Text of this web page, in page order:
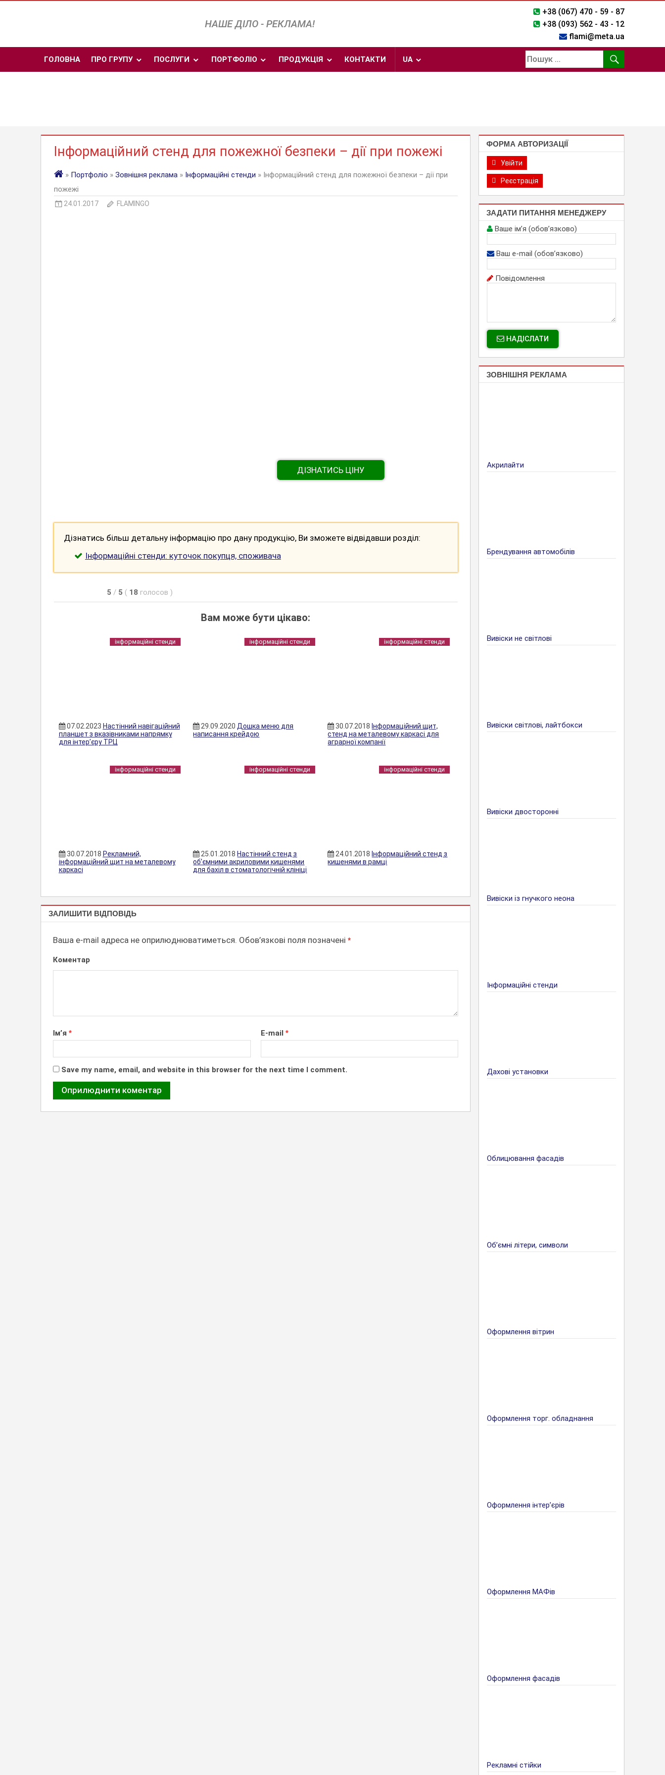
НАШЕ ДІЛО - РЕКЛАМА!
+38 (067) 470 - 59 - 87
+38 (093) 562 - 43 - 12
flami@meta.ua
ГОЛОВНА ПРО ГРУПУ ПОСЛУГИ ПОРТФОЛІО ПРОДУКЦІЯ КОНТАКТИ UA
Інформаційний стенд для пожежної безпеки – дії при пожежі
» Портфоліо » Зовнішня реклама» Інформаційні стенди » Інформаційний стенд для пожежної безпеки – дії при
пожежі
24.01.2017 FLAMINGO
ДІЗНАТИСЬ ЦІНУ
Дізнатись більш детальну інформацію про дану продукцію, Ви зможете відвідавши розділ:
Інформаційні стенди: куточок покупця, споживача
5 / 5 ( 18 голосов )
Вам може бути цікаво:
інформаційні стенди
07.02.2023 Настінний навігаційний
планшет з вказівниками напрямку
для інтер’єру ТРЦ
інформаційні стенди
29.09.2020Дошка меню для
написання крейдою
інформаційні стенди
30.07.2018 Інформаційний щит,
стенд на металевому каркасі для
аграрної компанії
інформаційні стенди
30.07.2018 Рекламний,
інформаційний щит на металевому
каркасі
інформаційні стенди
25.01.2018 Настінний стенд з
об’ємними акриловими кишенями
для бахіл в стоматологічній клініці
інформаційні стенди
24.01.2018 Інформаційний стенд з
кишенями в рамці
ІНФОРМАЦІЙНІ
СТЕНДИ
ЗАЛИШИТИ ВІДПОВІДЬ
Ваша e-mail адреса не оприлюднюватиметься. Обов’язкові поля позначені *
Коментар
Ім’я * E-mail *
Save my name, email, and website in this browser for the next time I comment.
ФОРМА АВТОРИЗАЦІЇ
Увійти
Реєстрація
ЗАДАТИ ПИТАННЯ МЕНЕДЖЕРУ
Ваше ім’я (обов’язково)
Ваш e-mail (обов’язково)
Повідомлення
НАДІСЛАТИ
ЗОВНІШНЯ РЕКЛАМА
Акрилайти
Брендування автомобілів
Вивіски не світлові
Вивіски світлові, лайтбокси
Вивіски двосторонні
Вивіски із гнучкого неона
Інформаційні стенди
Дахові установки
Облицювання фасадів
Об’ємні літери, символи
Оформлення вітрин
Оформлення торг. обладнання
Оформлення інтер’єрів
Оформлення МАФів
Оформлення фасадів
Рекламні стійки